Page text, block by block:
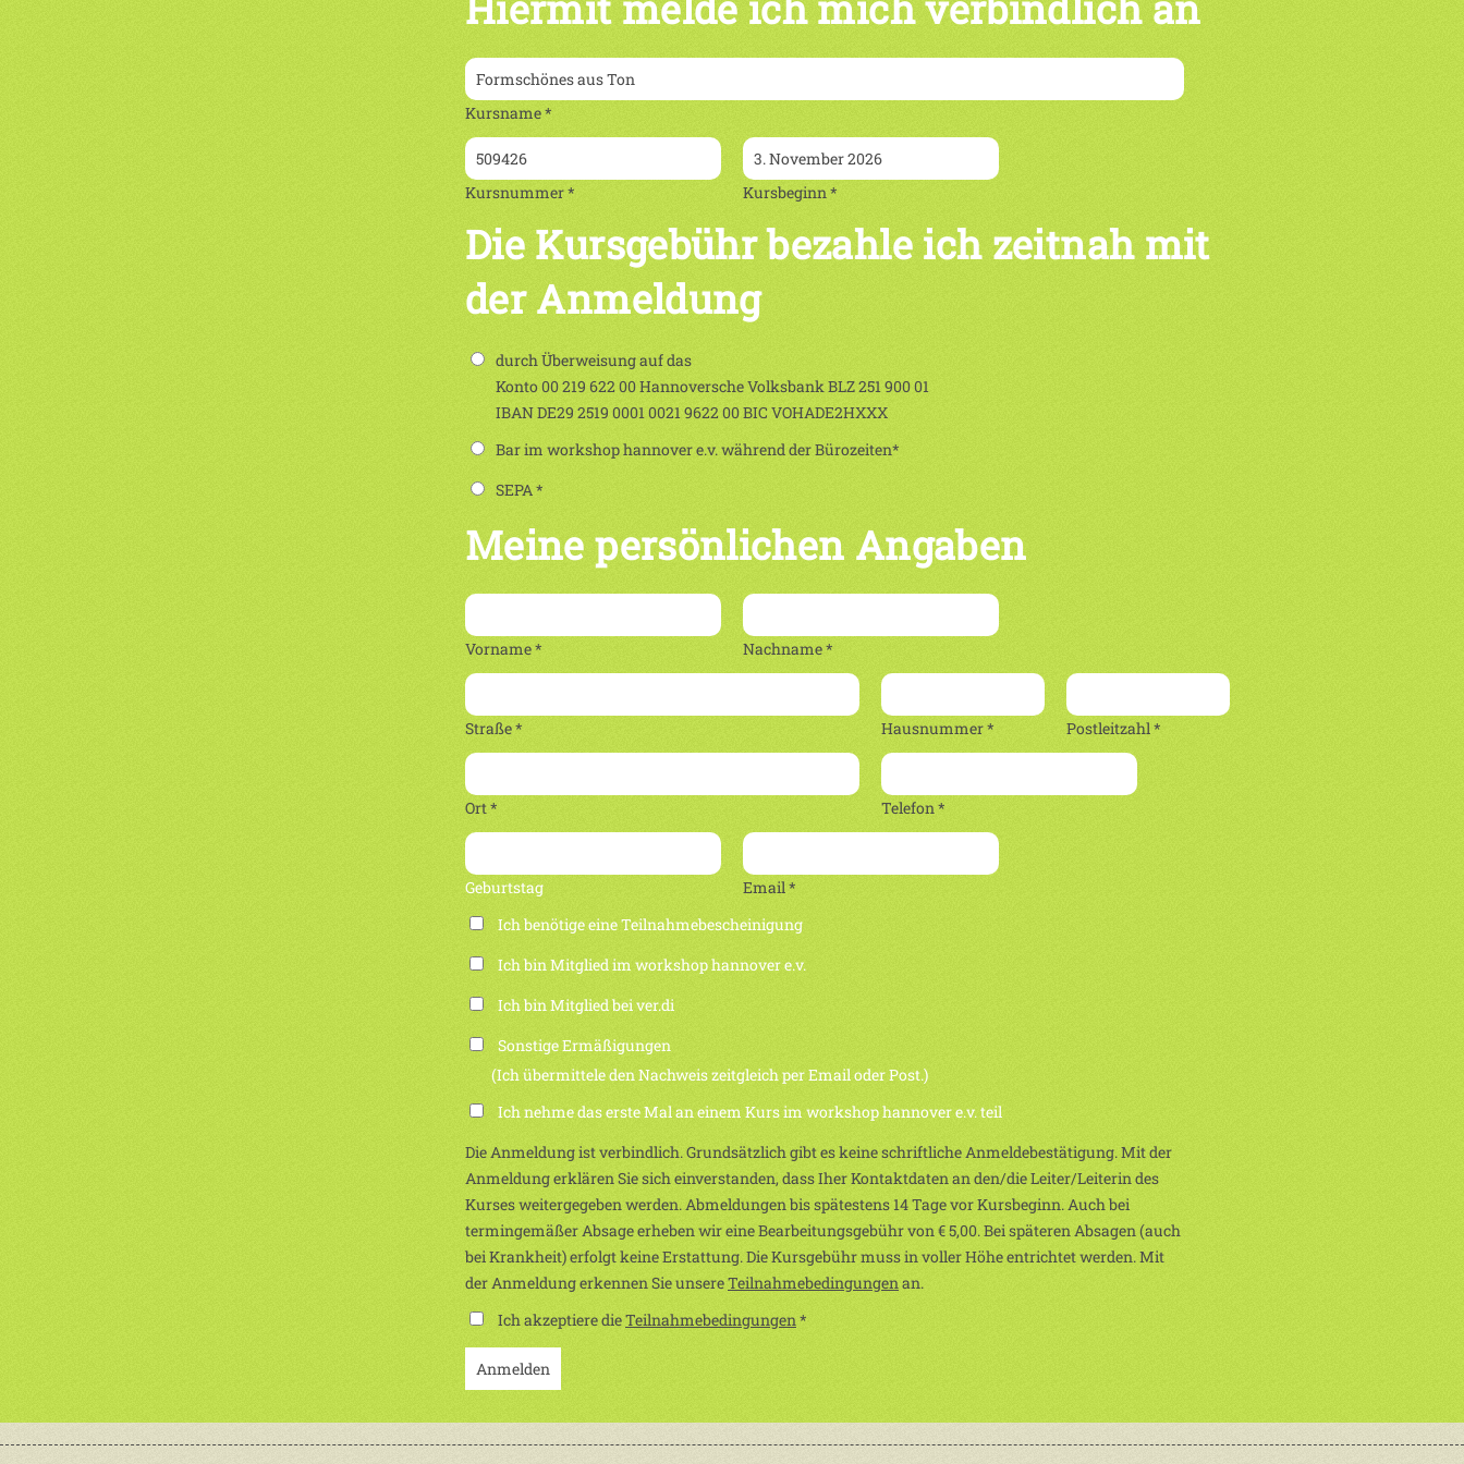
Kursname *
Kursnummer * Kursbeginn *
Die Kursgebühr bezahle ich zeitnah mit
der Anmeldung
durch Überweisung auf das
Konto 00 219 622 00 Hannoversche Volksbank BLZ 251 900 01
IBAN DE29 2519 0001 0021 9622 00 BIC VOHADE2HXXX
Bar im workshop hannover e.v. während der Bürozeiten*
SEPA *
Meine persönlichen Angaben
Vorname * Nachname *
Straße * Hausnummer * Postleitzahl *
Ort * Telefon *
Geburtstag
Email *
Ich benötige eine Teilnahmebescheinigung
Ich bin Mitglied im workshop hannover e.v.
Ich bin Mitglied bei ver.di
Sonstige Ermäßigungen
(Ich übermittele den Nachweis zeitgleich per Email oder Post.)
Ich nehme das erste Mal an einem Kurs im workshop hannover e.v. teil
Die Anmeldung ist verbindlich. Grundsätzlich gibt es keine schriftliche Anmeldebestätigung. Mit der
Anmeldung erklären Sie sich einverstanden, dass Iher Kontaktdaten an den/die Leiter/Leiterin des
Kurses weitergegeben werden. Abmeldungen bis spätestens 14 Tage vor Kursbeginn. Auch bei
termingemäßer Absage erheben wir eine Bearbeitungsgebühr von € 5,00. Bei späteren Absagen (auch
bei Krankheit) erfolgt keine Erstattung. Die Kursgebühr muss in voller Höhe entrichtet werden. Mit
der Anmeldung erkennen Sie unsereTeilnahmebedingungenan.
Ich akzeptiere dieTeilnahmebedingungen*
Anmelden